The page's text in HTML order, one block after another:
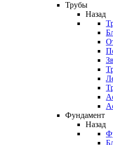
Трубы
Назад
Фундамент
Назад